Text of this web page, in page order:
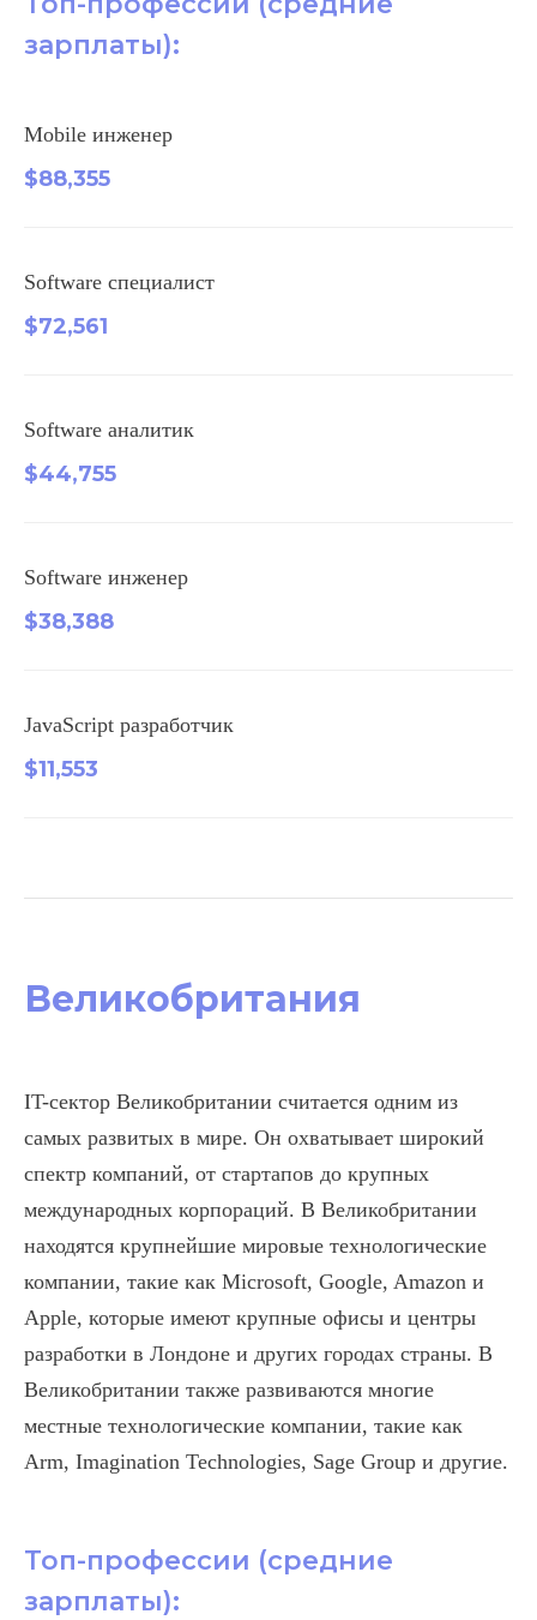
зарплаты):
Mobile инженер
$88,355
Software специалист
$72,561
Software аналитик
$44,755
Software инженер
$38,388
JavaScript разработчик
$11,553
Великобритания
IT-сектор Великобритании считается одним из
самых развитых в мире. Он охватывает широкий
спектр компаний, от стартапов до крупных
международных корпораций. В Великобритании
находятся крупнейшие мировые технологические
компании, такие как Microsoft, Google, Amazon и
Apple, которые имеют крупные офисы и центры
разработки в Лондоне и других городах страны. В
Великобритании также развиваются многие
местные технологические компании, такие как
Arm, Imagination Technologies, Sage Group и другие.
Топ-профессии (средние
зарплаты):